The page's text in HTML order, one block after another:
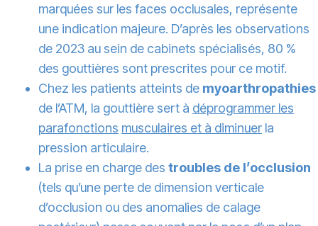
marquées sur les faces occlusales, représente
une indication majeure. D’après les observations
de 2023 au sein de cabinets spécialisés, 80 %
des gouttières sont prescrites pour ce motif.
Chez les patients atteints de myoarthropathies
de l’ATM, la gouttière sert à déprogrammer les
parafonctions musculaires et à diminuer la
pression articulaire.
La prise en charge des troubles de l’occlusion
(tels qu’une perte de dimension verticale
d’occlusion ou des anomalies de calage